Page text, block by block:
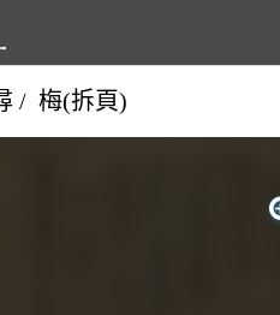
梅(拆頁)